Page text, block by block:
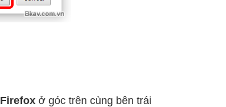
Firefox ở góc trên cùng bên trái